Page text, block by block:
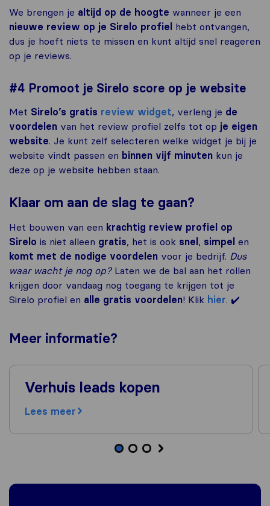
We brengen je altijd op de hoogte wanneer je een
nieuwe review op je Sirelo profiel hebt ontvangen,
dus je hoeft niets te missen en kunt altijd snel reageren
op je reviews.
#4 Promoot je Sirelo score op je website
Met Sirelo’s gratis review widget, verleng je de
voordelen van het review profiel zelfs tot op je eigen
website. Je kunt zelf selecteren welke widget je bij je
website vindt passen en binnen vijf minuten kun je
deze op je website hebben staan.
Klaar om aan de slag te gaan?
Het bouwen van een krachtig review profiel op
Sirelo is niet alleen gratis, het is ook snel, simpel en
komt met de nodige voordelen voor je bedrijf. Dus
waar wacht je nog op?Laten we de bal aan het rollen
krijgen door vandaag nog toegang te krijgen tot je
Sirelo profiel en alle gratis voordelen! Klik hier. ✔️
Meer informatie?
Verhuis leads kopen
Lees meer